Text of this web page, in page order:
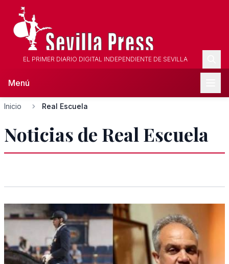
EL PRIMER DIARIO DIGITAL INDEPENDIENTE DE SEVILLA
Menú
Inicio Real Escuela
Noticias de Real Escuela